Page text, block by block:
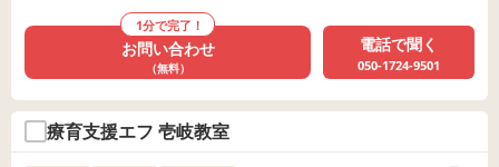
1分で完了！
お問い合わせ
（無料）
電話で聞く
050-1724-9501
療育支援エフ 壱岐教室